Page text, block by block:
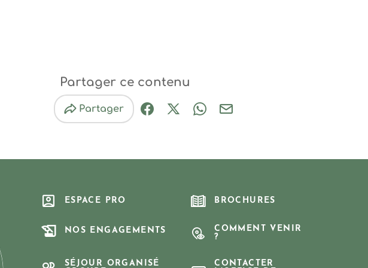
Partager ce contenu
Partager
Partager sur Facebook (nouvelle
Partager sur X / Twitter (nouvelle
Partager sur WhatsApp
Partager par mail
ESPACE PRO BROCHURES
NOS ENGAGEMENTS
COMMENT VENIR
?
SÉJOUR ORGANISÉ
CONTACTER